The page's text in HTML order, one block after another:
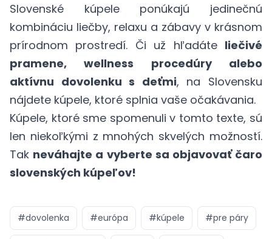
Slovenské kúpele ponúkajú jedinečnú
kombináciu liečby, relaxu a zábavy v krásnom
prírodnom prostredí. Či už hľadáte liečivé
pramene, wellness procedúry alebo
aktívnu dovolenku s deťmi, na Slovensku
nájdete kúpele, ktoré splnia vaše očakávania.
Kúpele, ktoré sme spomenuli v tomto texte, sú
len niekoľkými z mnohých skvelých možností.
Tak neváhajte a vyberte sa objavovať čaro
slovenských kúpeľov!
#dovolenka #európa #kúpele #pre páry